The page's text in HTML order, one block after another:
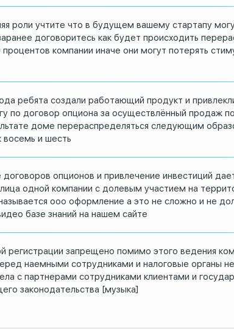
роли учтите что в будущем вашему стартапу
договоритесь как будет происходить
процентов компании иначе они могут потерять
ребята создали работающий продукт и
по договор опциона за осуществлённый продаж
доме перераспределяться следующим
восемь и шесть
договоров опционов и привлечение инвестиций
одной компании с долевым участием на
ооо оформление а это не сложно и не
базе знаний на нашем сайте
регистрации запрещено помимо этого ведения
наемными сотрудниками и налоговые органы
с партнерами сотрудниками клиентами и
законодательства [музыка]